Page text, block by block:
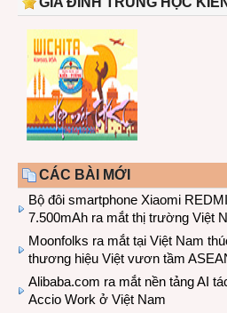
CÁC BÀI MỚI
Bộ đôi smartphone Xiaomi
7.500mAh ra mắt thị trường Việt
Moonfolks ra mắt tại Việt Nam
thương hiệu Việt vươn tầm
Alibaba.com ra mắt nền tảng AI
Accio Work ở Việt Nam